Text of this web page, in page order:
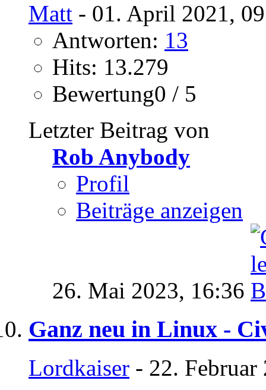
Matt - 01. April 2021,
Antworten: 13
Hits: 13.279
Bewertung0 / 5
Letzter Beitrag von
Rob Anybody
Profil
Beiträge anzeigen
26. Mai 2023, 16:36
Ganz neu in Linux -
Lordkaiser - 22.